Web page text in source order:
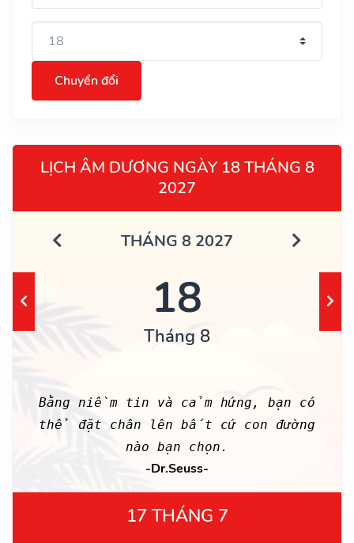
Chuyển đổi
LỊCH ÂM DƯƠNG NGÀY 18 THÁNG 8
2027
THÁNG 8 2027
18
Tháng 8
Bằng niềm tin và cảm hứng, bạn có
thể đặt chân lên bất cứ con đường
nào bạn chọn.
-Dr.Seuss-
17 THÁNG 7